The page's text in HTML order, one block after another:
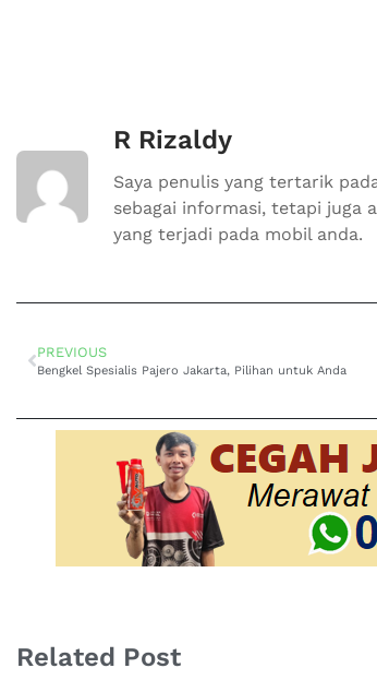
R Rizaldy
Saya penulis yang tertarik
sebagai informasi, tetapi juga
yang terjadi pada mobil anda.
PREVIOUS
Bengkel Spesialis Pajero Jakarta, Pilihan untuk Anda
Related Post